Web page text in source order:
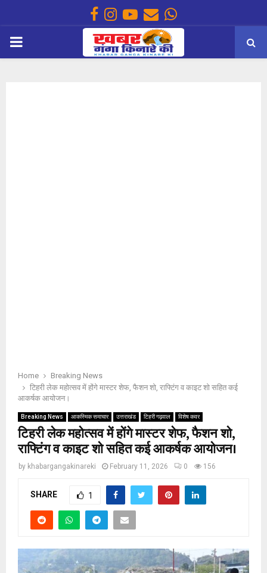
Facebook
Instagram
Youtube
EmailWhatsapp
PRIMARY
Home
Breaking News
टिहरी लेक महोत्सव में होंगे मास्टर शेफ, फैशन शो, राफ्टिंग व काइट शो सहित कई
आकर्षक आयोजन।
Breaking News आकस्मिक समाचार उत्तराखंड टिहरी गढ़वाल विशेष कवर
टिहरी लेक महोत्सव में होंगे मास्टर शेफ, फैशन शो,
राफ्टिंग व काइट शो सहित कई आकर्षक आयोजन।
by khabargangakinareki February 11, 2026 0 156
SHARE 1